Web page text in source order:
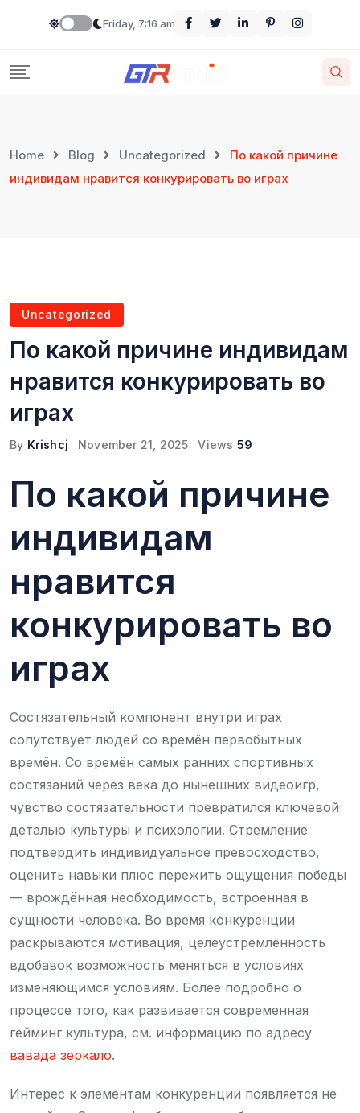
Friday, 7:16 am
Home Blog Uncategorized
По какой причине
индивидам нравится конкурировать во играх
Uncategorized
По какой причине индивидам
нравится конкурировать во
играх
By Krishcj November 21, 2025 Views 59
По какой причине
индивидам
нравится
конкурировать во
играх
Состязательный компонент внутри играх
сопутствует людей со времён первобытных
времён. Со времён самых ранних спортивных
состязаний через века до нынешних видеоигр,
чувство состязательности превратился ключевой
деталью культуры и психологии. Стремление
подтвердить индивидуальное превосходство,
оценить навыки плюс пережить ощущения победы
— врождённая необходимость, встроенная в
сущности человека. Во время конкуренции
раскрываются мотивация, целеустремлённость
вдобавок возможность меняться в условиях
изменяющимся условиям. Более подробно о
процессе того, как развивается современная
гейминг культура, см. информацию по адресу
вавада зеркало.
Интерес к элементам конкуренции появляется не